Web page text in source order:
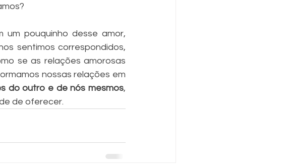
um pouquinho desse amor,
sentimos correspondidos,
se as relações amorosas
nossas relações em
do outro e de nós mesmos,
de oferecer.